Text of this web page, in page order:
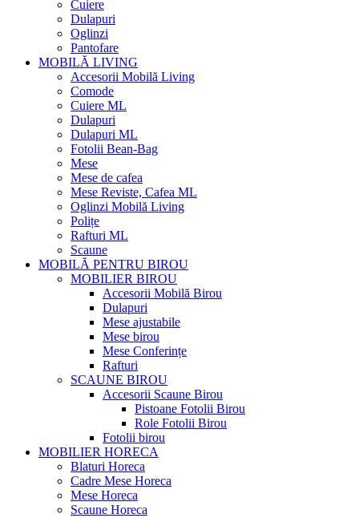
Cuiere
Dulapuri
Oglinzi
Pantofare
MOBILĂ LIVING
Accesorii Mobilă Living
Comode
Cuiere ML
Dulapuri
Dulapuri ML
Fotolii Bean-Bag
Mese
Mese de cafea
Mese Reviste, Cafea ML
Oglinzi Mobilă Living
Polițe
Rafturi ML
Scaune
MOBILĂ PENTRU BIROU
MOBILIER BIROU
Accesorii Mobilă Birou
Dulapuri
Mese ajustabile
Mese birou
Mese Conferințe
Rafturi
SCAUNE BIROU
Accesorii Scaune Birou
Pistoane Fotolii Birou
Role Fotolii Birou
Fotolii birou
MOBILIER HORECA
Blaturi Horeca
Cadre Mese Horeca
Mese Horeca
Scaune Horeca